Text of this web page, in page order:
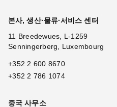
본사, 생산·물류·서비스 센터
11 Breedewues, L-1259
Senningerberg, Luxembourg
+352 2 600 8670
+352 2 786 1074
중국 사무소